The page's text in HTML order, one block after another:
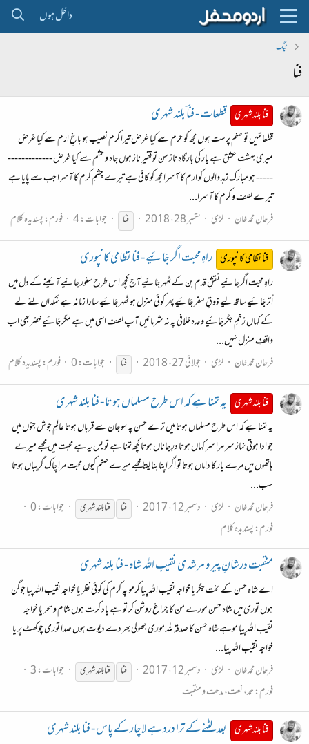
داخل ہوں
ٹیگ
فنا
فنا بلند شہری قطعات - فناؔ بلند شہری
قطعاتمیں تو صنم پرست ہوں مجھ کو حرم سے کیا غرض تیرا کرم نصیب ہو باغِ ارم سے کیا غرض
میری بہشت عشق ہے یار کی بارگاہِ ناز سن تو فقیرِ ناز ہوں جاہ و حشم سے کیا غرض -------------
----- ہو مبارک زہد والوں کو ارم کا آسرا مجھ کو کافی ہے تیرے چشمِ کرم کا آسرا جب سے پایا ہے
تیرے لطف و کرم کا آسرا...
فرحان محمد خان
لڑی ستمبر 28، 2018 فنا جوابات: 4 فورم:پسندیدہ کلام
فنا نظامی کانپوری راہِ محبت اگر جَائیے - فنا نظامی کانپوری
راہِ محبت اگر جَائیے نقشِ قدم بن کے ٹھہر جَائیے آج کچھ اس طرح سنور جَائیے آئینے کے دل میں
اُتر جَائیے ساتھ لیے ذوقِ سفر جَائیے پھر کوئی منزل ہو ٹھہر جَائیے سارا زمانہ ہے نمکداں لئے لے
کے کہاں زخمِ جگر جَائیے وعدہ خلافی پہ نہ شرمائیں آپ لطف اسی میں ہے مگر جَائیے خضر بھی اب
واقفِ منزل نہیں...
فرحان محمد خان
لڑی جولائی 27، 2018 فنا جوابات: 0 فورم:پسندیدہ کلام
فنا بلند شہری یہ تمنا ہے کہ اس طرح مسلماں ہوتا - فنا بلند شہری
یہ تمنا ہے کہ اس طرح مسلماں ہوتا میں ترے حسن پہ سو جان سے قرباں ہوتا عالمِ جوش جنوں میں
جو ادا ہوتی نماز سر مرا سر کہاں ہوتا درِ جاناں ہوتا کچھ تمنا ہے تو بس یہ ہے محبت میں مجھے میرے
ہاتھوں میں مرے یار کا داماں ہوتا تو اگر اپنا بنا لیتا مجھے میرے صنم کیوں محبت مرا چاک گریباں ہوتا
سب...
فرحان محمد خان
لڑی دسمبر 12، 2017 فنا فنابلند شہری
جوابات: 0
فورم:پسندیدہ کلام
منقبت درشانِ پیر و مرشدی نقیب اللہ شاہ - فنا بلند شہری
اے شاہ حسن کے لخت جگر یا خواجہ نقیب اللہ پیا کرمو پہ کرم کی کوئی نظر یا خواجہ نقیب اللہ پیا جوگن
ہوں توری میں شاہ حسن مورے من کا چراغ روشن کر تو ہے یاد کرت ہوں شام و سحر یا خواجہ
نقیب اللہ پیا موہے شاہ حسن کا صدقہ للہ موری جھولی بھر دے دیوت ہوں صدا توری چوکھٹ پر یا
خواجہ نقیب اللہ پیا...
فرحان محمد خان
لڑی دسمبر 12، 2017 فنا فنابلند شہری
جوابات: 3
فورم:حمد، نعت، مدحت و منقبت
فنا بلند شہری بعد لٹنے کے ترا درد ہے لاچار کے پاس - فنا بلند شہری